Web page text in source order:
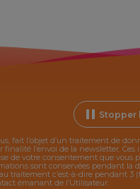
Stopper
fait l’objet d’un traitement de
finalité l’envoi de la newsletter.
de votre consentement que vous
sont conservées pendant la
traitement c’est-à-dire pendant 3
émanant de l’Utilisateur.